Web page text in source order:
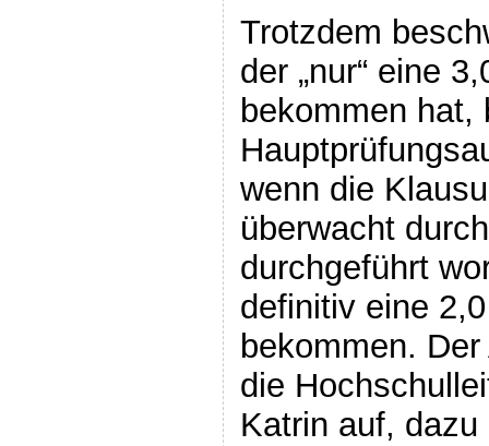
Trotzdem
der „nur“ eine
bekommen hat,
wenn die
überwacht
durchgeführt
definitiv eine
bekommen.
die
Katrin auf,